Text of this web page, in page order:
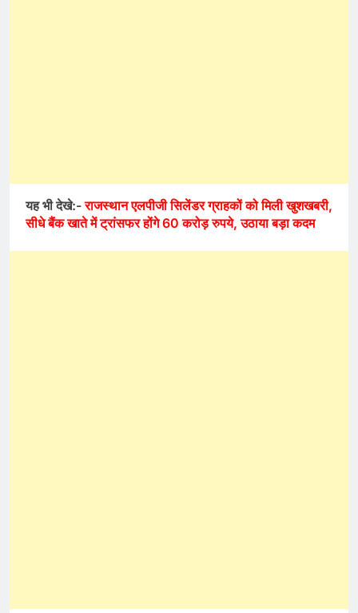
यह भी देखे:-राजस्थान एलपीजी सिलेंडर ग्राहकों को मिली खुशखबरी,
सीधे बैंक खाते में ट्रांसफर होंगे 60 करोड़ रुपये, उठाया बड़ा कदम